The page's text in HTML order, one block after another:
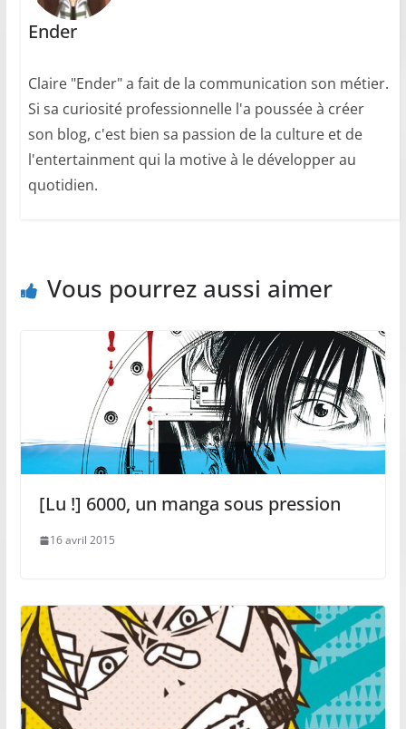
Ender
Claire "Ender" a fait de la communication son métier.
Si sa curiosité professionnelle l'a poussée à créer
son blog, c'est bien sa passion de la culture et de
l'entertainment qui la motive à le développer au
quotidien.
Vous pourrez aussi aimer
[Lu !] 6000, un manga sous pression
16 avril 2015